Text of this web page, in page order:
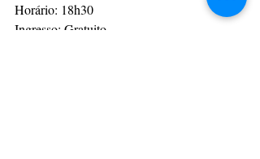
Horário: 18h30
Ingresso: Gratuito